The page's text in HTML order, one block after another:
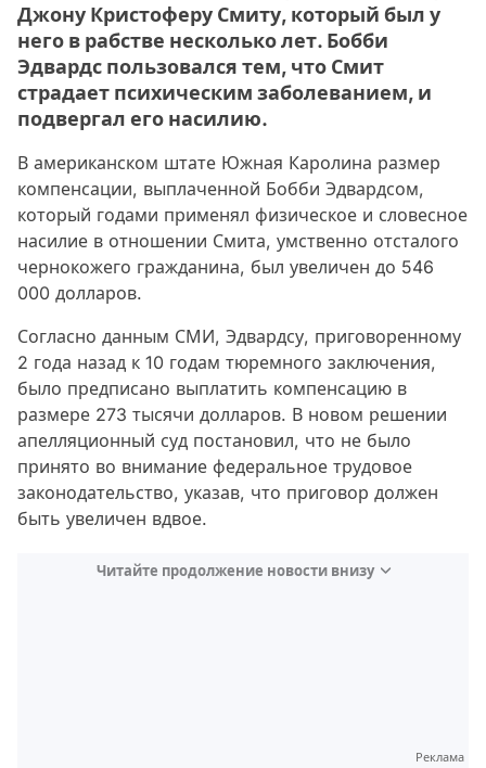
Джону Кристоферу Смиту, который был у
него в рабстве несколько лет. Бобби
Эдвардс пользовался тем, что Смит
страдает психическим заболеванием, и
подвергал его насилию.
В американском штате Южная Каролина размер
компенсации, выплаченной Бобби Эдвардсом,
который годами применял физическое и словесное
насилие в отношении Смита, умственно отсталого
чернокожего гражданина, был увеличен до 546
000 долларов.
Согласно данным СМИ, Эдвардсу, приговоренному
2 года назад к 10 годам тюремного заключения,
было предписано выплатить компенсацию в
размере 273 тысячи долларов. В новом решении
апелляционный суд постановил, что не было
принято во внимание федеральное трудовое
законодательство, указав, что приговор должен
быть увеличен вдвое.
Читайте продолжение новости внизу
Реклама